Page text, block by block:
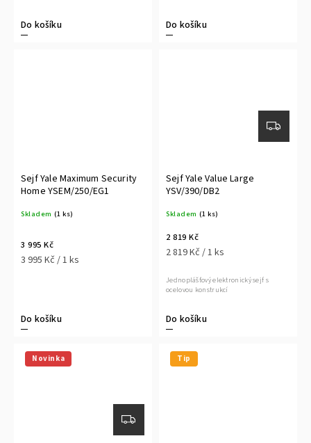
Do košíku Do košíku
Sejf Yale Maximum Security
Home YSEM/250/EG1
Skladem (1 ks)
3 995 Kč
3 995 Kč / 1 ks
Do košíku
Sejf Yale Value Large
YSV/390/DB2
Skladem (1 ks)
2 819 Kč
2 819 Kč / 1 ks
Do košíku
Jednoplášťový elektronický sejf s
ocelovou konstrukcí
Novinka Tip